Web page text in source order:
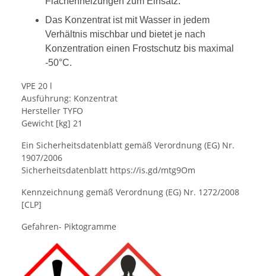
Das Konzentrat ist mit Wasser in jedem
Verhältnis mischbar und bietet je nach
Konzentration einen Frostschutz bis maximal
-50°C.
VPE 20 l
Ausführung: Konzentrat
Hersteller TYFO
Gewicht [kg] 21
Ein Sicherheitsdatenblatt gemäß Verordnung (EG) Nr.
1907/2006
Sicherheitsdatenblatt https://is.gd/mtg9Om
Kennzeichnung gemäß Verordnung (EG) Nr. 1272/2008
[CLP]
Gefahren- Piktogramme